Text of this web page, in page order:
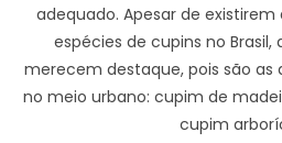
adequado. Apesar de
espécies de cupins no Brasil,
merecem destaque, pois são
no meio urbano: cupim de
cupim